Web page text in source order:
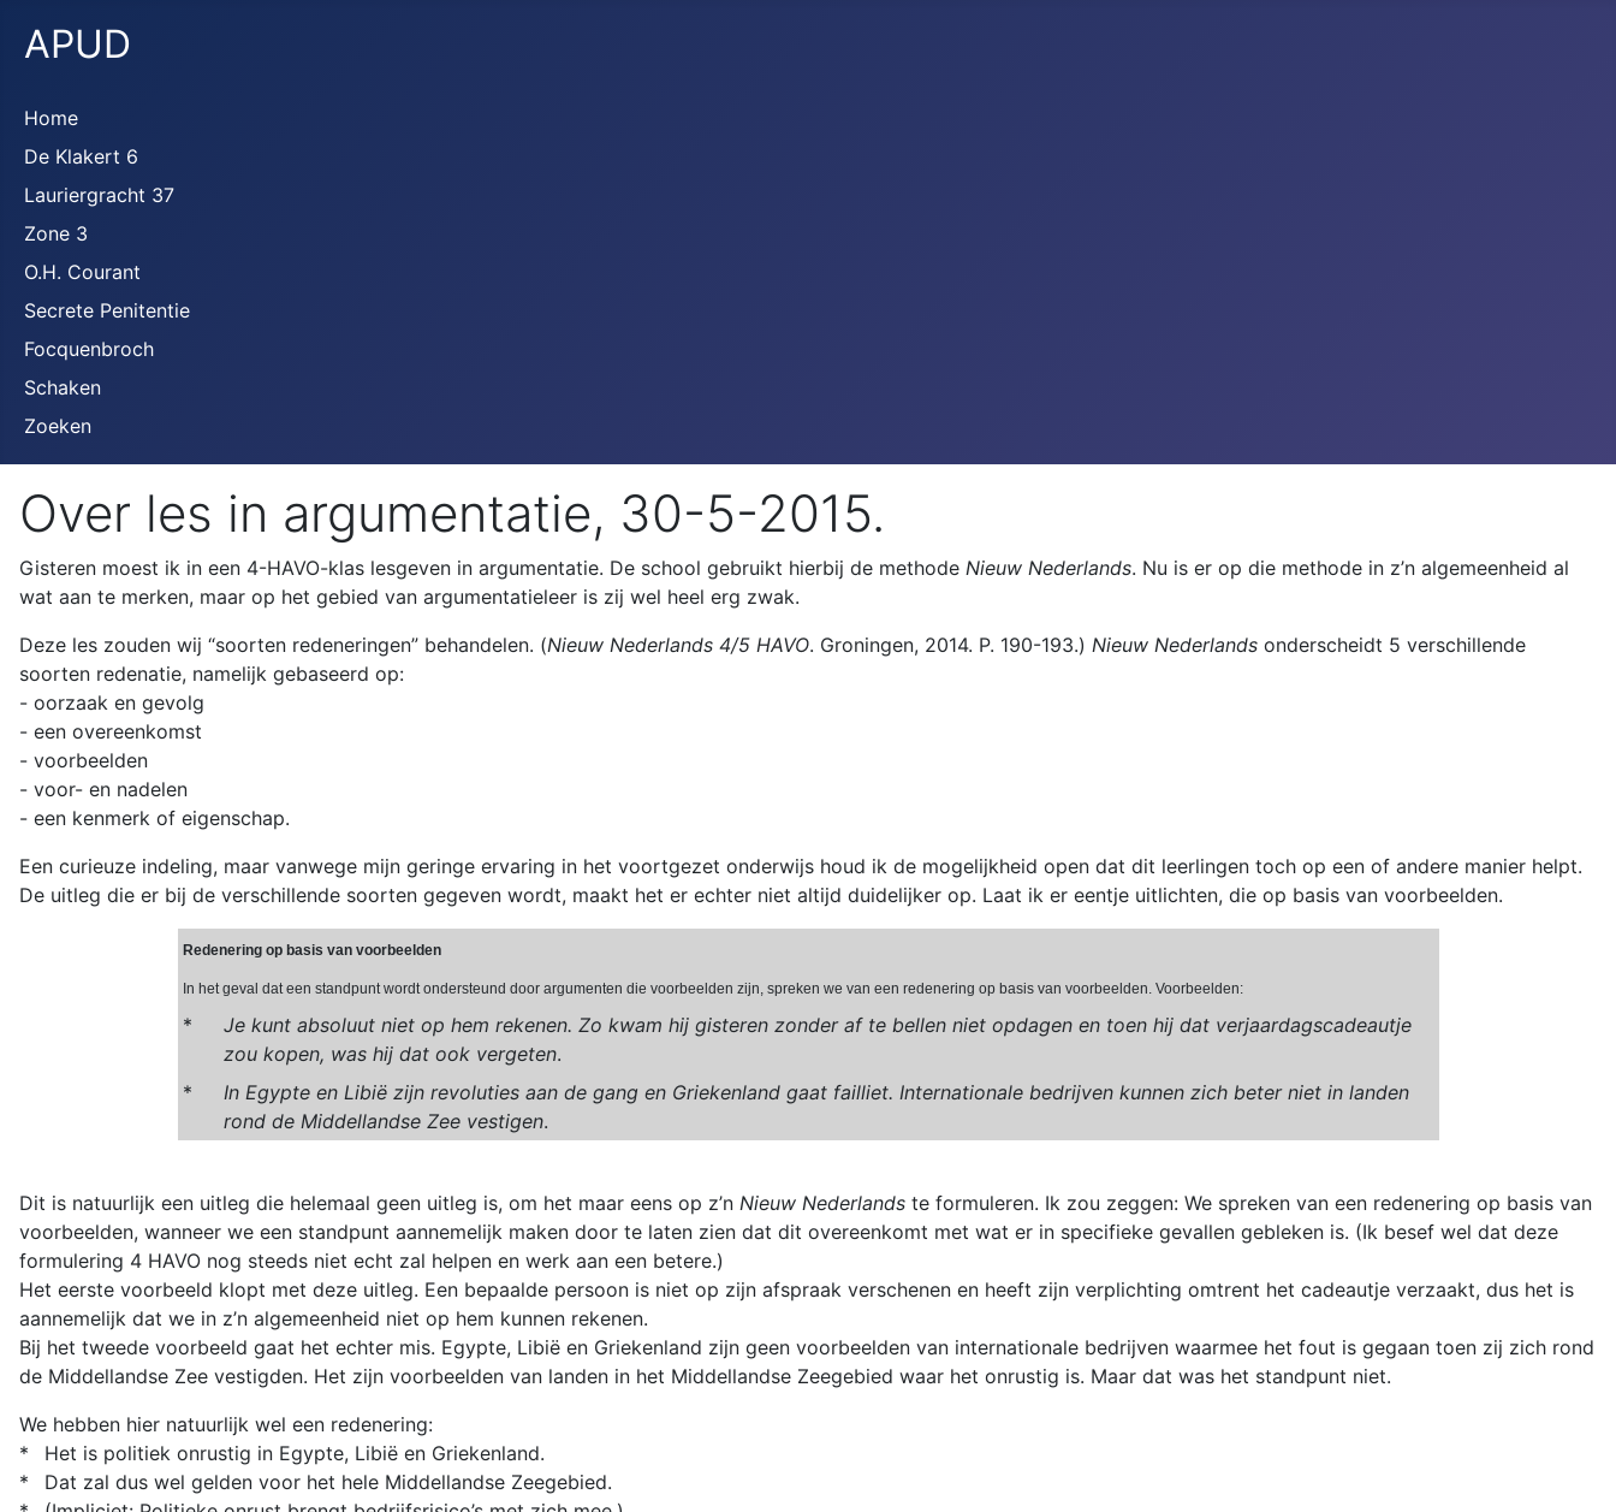
APUD
Home
De Klakert 6
Lauriergracht 37
Zone 3
O.H. Courant
Secrete Penitentie
Focquenbroch
Schaken
Zoeken
Over les in argumentatie, 30-5-2015.
Gisteren moest ik in een 4-HAVO-klas lesgeven in argumentatie. De school gebruikt hierbij de methode Nieuw Nederlands. Nu is er op die methode in z’n algemeenheid al
wat aan te merken, maar op het gebied van argumentatieleer is zij wel heel erg zwak.
Deze les zouden wij “soorten redeneringen” behandelen. (Nieuw Nederlands 4/5 HAVO. Groningen, 2014. P. 190-193.) Nieuw Nederlands onderscheidt 5 verschillende
soorten redenatie, namelijk gebaseerd op:
- oorzaak en gevolg
- een overeenkomst
- voorbeelden
- voor- en nadelen
- een kenmerk of eigenschap.
Een curieuze indeling, maar vanwege mijn geringe ervaring in het voortgezet onderwijs houd ik de mogelijkheid open dat dit leerlingen toch op een of andere manier helpt.
De uitleg die er bij de verschillende soorten gegeven wordt, maakt het er echter niet altijd duidelijker op. Laat ik er eentje uitlichten, die op basis van voorbeelden.
Redenering op basis van voorbeelden
In het geval dat een standpunt wordt ondersteund door argumenten die voorbeelden zijn, spreken we van een redenering op basis van voorbeelden. Voorbeelden:
*
Je kunt absoluut niet op hem rekenen. Zo kwam hij gisteren zonder af te bellen niet opdagen en toen hij dat verjaardagscadeautje
zou kopen, was hij dat ook vergeten.
*
In Egypte en Libië zijn revoluties aan de gang en Griekenland gaat failliet. Internationale bedrijven kunnen zich beter niet in landen
rond de Middellandse Zee vestigen.
Dit is natuurlijk een uitleg die helemaal geen uitleg is, om het maar eens op z’n Nieuw Nederlands te formuleren. Ik zou zeggen: We spreken van een redenering op basis van
voorbeelden, wanneer we een standpunt aannemelijk maken door te laten zien dat dit overeenkomt met wat er in specifieke gevallen gebleken is. (Ik besef wel dat deze
formulering 4 HAVO nog steeds niet echt zal helpen en werk aan een betere.)
Het eerste voorbeeld klopt met deze uitleg. Een bepaalde persoon is niet op zijn afspraak verschenen en heeft zijn verplichting omtrent het cadeautje verzaakt, dus het is
aannemelijk dat we in z’n algemeenheid niet op hem kunnen rekenen.
Bij het tweede voorbeeld gaat het echter mis. Egypte, Libië en Griekenland zijn geen voorbeelden van internationale bedrijven waarmee het fout is gegaan toen zij zich rond
de Middellandse Zee vestigden. Het zijn voorbeelden van landen in het Middellandse Zeegebied waar het onrustig is. Maar dat was het standpunt niet.
We hebben hier natuurlijk wel een redenering:
*
Het is politiek onrustig in Egypte, Libië en Griekenland.
*
Dat zal dus wel gelden voor het hele Middellandse Zeegebied.